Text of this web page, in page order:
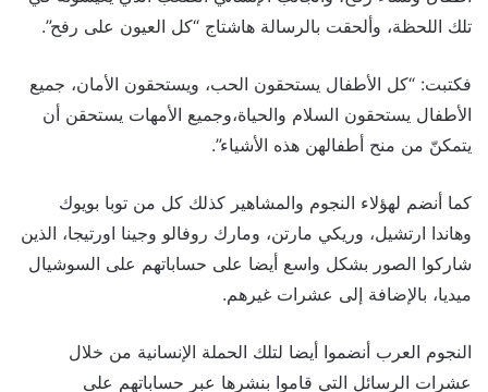
تلك اللحظة، وألحقت بالرسالة هاشتاج “كل العيون على رفح”.
فكتبت: “كل الأطفال يستحقون الحب، ويستحقون الأمان، جميع
الأطفال يستحقون السلام والحياة،وجميع الأمهات يستحقن أن
يتمكنّ من منح أطفالهن هذه الأشياء”.
كما أنضم لهؤلاء النجوم والمشاهير كذلك كل من توبا بويوك
وهاندا ارتشيل، وريكي مارتن، ومارك روفالو وجينا اورتيجا، الذين
شاركوا الصور بشكل واسع أيضا على حساباتهم على السوشيال
ميديا، بالإضافة إلى عشرات غيرهم.
النجوم العرب أنضموا أيضا لتلك الحملة الإنسانية من خلال
عشرات الرسائل التي قاموا بنشرها عبر حساباتهم على